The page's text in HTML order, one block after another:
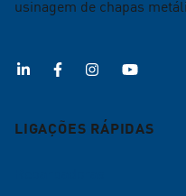
usinagem de chapas
LIGAÇÕES RÁPIDAS